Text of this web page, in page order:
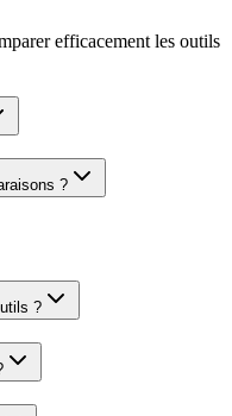
efficacement les outils
?
?